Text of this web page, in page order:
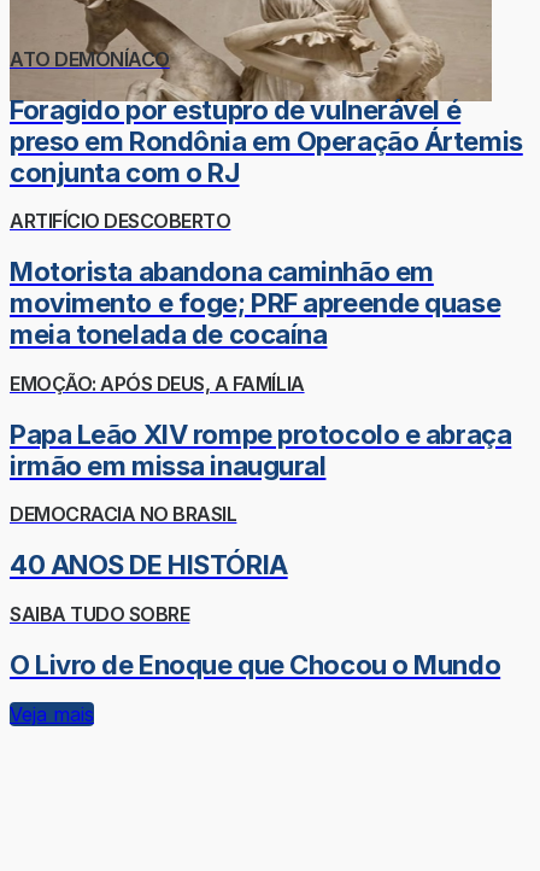
ATO DEMONÍACO
Foragido por estupro de vulnerável é
preso em Rondônia em Operação Ártemis
conjunta com o RJ
ARTIFÍCIO DESCOBERTO
Motorista abandona caminhão em
movimento e foge; PRF apreende quase
meia tonelada de cocaína
EMOÇÃO: APÓS DEUS, A FAMÍLIA
Papa Leão XIV rompe protocolo e abraça
irmão em missa inaugural
DEMOCRACIA NO BRASIL
40 ANOS DE HISTÓRIA
SAIBA TUDO SOBRE
O Livro de Enoque que Chocou o Mundo
Veja mais